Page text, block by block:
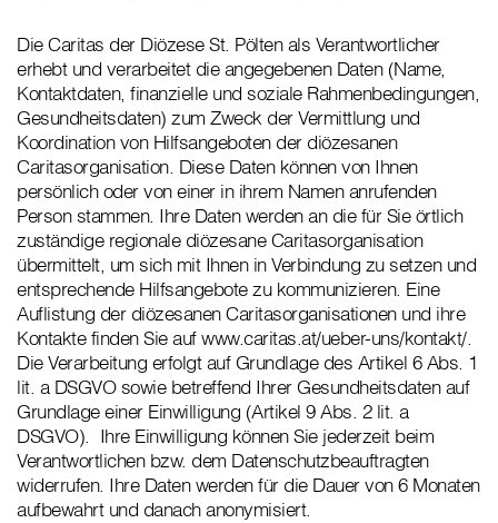
Die Caritas der Diözese St. Pölten als Verantwortlicher
erhebt und verarbeitet die angegebenen Daten (Name,
Kontaktdaten, finanzielle und soziale Rahmenbedingungen,
Gesundheitsdaten) zum Zweck der Vermittlung und
Koordination von Hilfsangeboten der diözesanen
Caritasorganisation. Diese Daten können von Ihnen
persönlich oder von einer in ihrem Namen anrufenden
Person stammen. Ihre Daten werden an die für Sie örtlich
zuständige regionale diözesane Caritasorganisation
übermittelt, um sich mit Ihnen in Verbindung zu setzen und
entsprechende Hilfsangebote zu kommunizieren. Eine
Auflistung der diözesanen Caritasorganisationen und ihre
Kontakte finden Sie auf www.caritas.at/ueber-uns/kontakt/.
Die Verarbeitung erfolgt auf Grundlage des Artikel 6 Abs. 1
lit. a DSGVO sowie betreffend Ihrer Gesundheitsdaten auf
Grundlage einer Einwilligung (Artikel 9 Abs. 2 lit. a
DSGVO). Ihre Einwilligung können Sie jederzeit beim
Verantwortlichen bzw. dem Datenschutzbeauftragten
widerrufen. Ihre Daten werden für die Dauer von 6 Monaten
aufbewahrt und danach anonymisiert.